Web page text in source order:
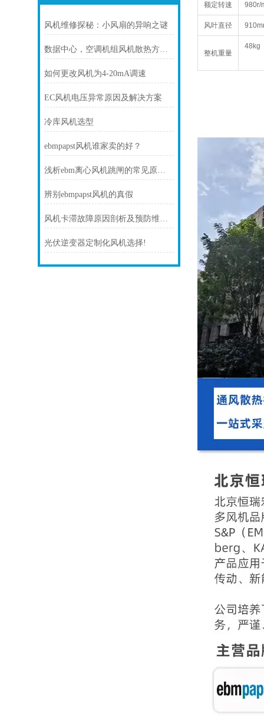
风机维修探秘：小风扇的异响之谜
数据中心，空调机组风机散热方案！
如何更改风机为4-20mA调速
EC风机电压异常原因及解决方案
冷库风机选型
ebmpapst风机谁家卖的好？
浅析ebm离心风机跳闸的常见原因及处理方法
辨别ebmpapst风机的真假
风机卡滞故障原因剖析及预防维护技巧
光伏逆变器定制化风机选择!
额定转速 980r/
风叶直径
整机重量
48kg